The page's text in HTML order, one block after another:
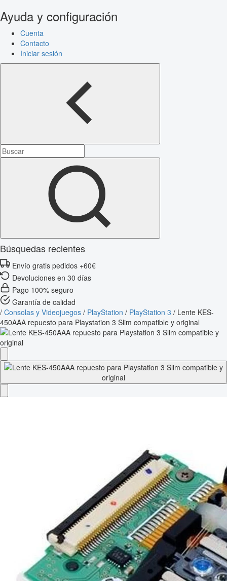
Ayuda y configuración
Cuenta
Contacto
Iniciar sesión
Búsquedas recientes
Envío gratis pedidos +60€
Devoluciones en 30 días
Pago 100% seguro
Garantía de calidad
/ Consolas y Videojuegos / PlayStation / PlayStation 3 / Lente KES-
450AAA repuesto para Playstation 3 Slim compatible y original